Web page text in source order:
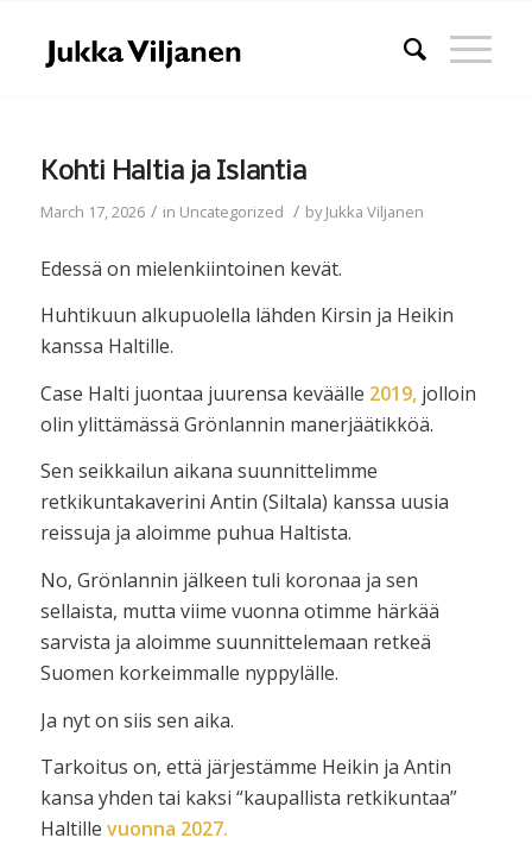
Kohti Haltia ja Islantia
March 17, 2026 / in Uncategorized / byJukka Viljanen
Edessä on mielenkiintoinen kevät.
Huhtikuun alkupuolella lähden Kirsin ja Heikin
kanssa Haltille.
Case Halti juontaa juurensa keväälle 2019,jolloin
olin ylittämässä Grönlannin manerjäätikköä.
Sen seikkailun aikana suunnittelimme
retkikuntakaverini Antin (Siltala) kanssa uusia
reissuja ja aloimme puhua Haltista.
No, Grönlannin jälkeen tuli koronaa ja sen
sellaista, mutta viime vuonna otimme härkää
sarvista ja aloimme suunnittelemaan retkeä
Suomen korkeimmalle nyppylälle.
Ja nyt on siis sen aika.
Tarkoitus on, että järjestämme Heikin ja Antin
kansa yhden tai kaksi “kaupallista retkikuntaa”
Haltille vuonna 2027.